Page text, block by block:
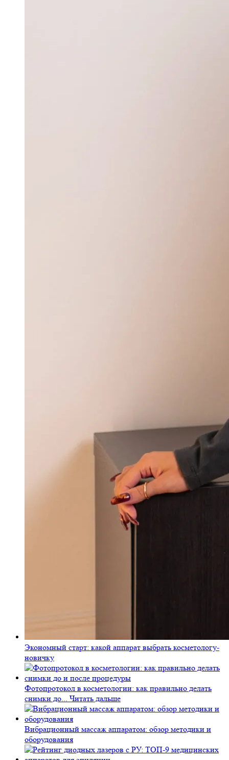
Экономный старт: какой аппарат выбрать косметологу-
новичку
Фотопротокол в косметологии: как правильно делать
снимки до... Читать дальше
Вибрационный массаж аппаратом: обзор методики и
оборудования